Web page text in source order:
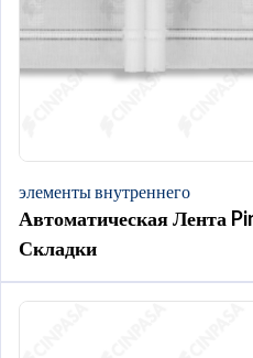
элементы внутреннего
Автоматическая Лента
Складки